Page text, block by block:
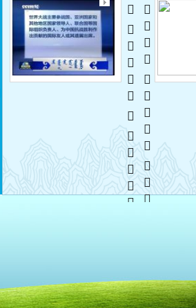
   
   